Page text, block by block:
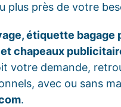
plus près de votre
étiquette bagage
chapeaux
votre demande,
avec ou sans
.